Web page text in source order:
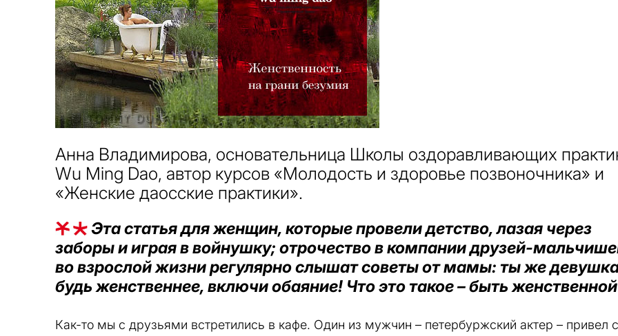
Анна Владимирова, основательница Школы оздоравливающих
Wu Ming Dao, автор курсов «Молодость и здоровье позвоночника» и
«Женские даосские практики».
Эта статья для женщин, которые провели детство, лазая через
заборы и играя в войнушку; отрочество в компании друзей-
во взрослой жизни регулярно слышат советы от мамы: ты же
будь женственнее, включи обаяние! Что это такое – быть
Как-то мы с друзьями встретились в кафе. Один из мужчин – петербуржский актер – привел с